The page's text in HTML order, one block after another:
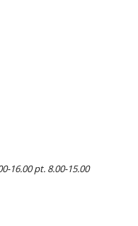
16.00 pt. 8.00-15.00